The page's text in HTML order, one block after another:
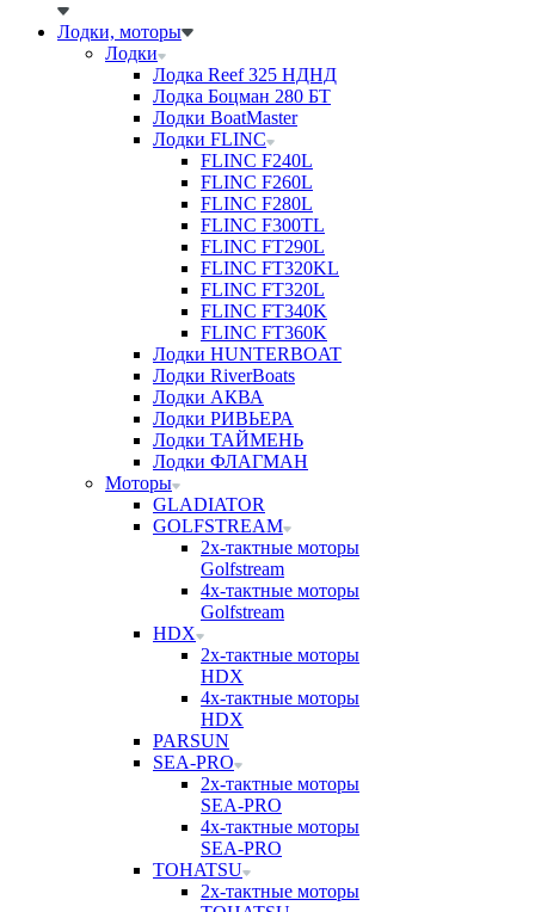
Лодки, моторы
Лодки
Лодка Reef 325 НДНД
Лодка Боцман 280 БТ
Лодки BoatMaster
Лодки FLINC
FLINC F240L
FLINC F260L
FLINC F280L
FLINC F300TL
FLINC FT290L
FLINC FT320KL
FLINC FT320L
FLINC FT340K
FLINC FT360K
Лодки HUNTERBOAT
Лодки RiverBoats
Лодки АКВА
Лодки РИВЬЕРА
Лодки ТАЙМЕНЬ
Лодки ФЛАГМАН
Моторы
GLADIATOR
GOLFSTREAM
2х-тактные моторы
Golfstream
4х-тактные моторы
Golfstream
HDX
2х-тактные моторы
HDX
4х-тактные моторы
HDX
PARSUN
SEA-PRO
2х-тактные моторы
SEA-PRO
4х-тактные моторы
SEA-PRO
TOHATSU
2х-тактные моторы